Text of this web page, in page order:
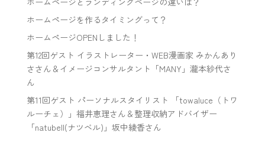
ホームページを作るタイミングって？
ホームページOPENしました！
第12回ゲスト イラストレーター・WEB漫画家 みかんあり
ささん＆イメージコンサルタント「MANY」瀧本紗代さ
ん
第11回ゲスト パーソナルスタイリスト 「towaluce（トワ
ルーチェ）」福井恵理さん＆整理収納アドバイザー
「natubell(ナツベル)」坂中綾香さん